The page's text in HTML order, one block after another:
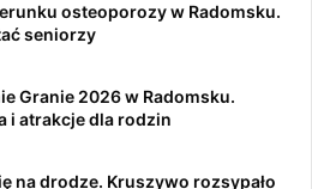
osteoporozy w Radomsku.
seniorzy
Granie 2026 w Radomsku.
i atrakcje dla rodzin
na drodze. Kruszywo rozsypało